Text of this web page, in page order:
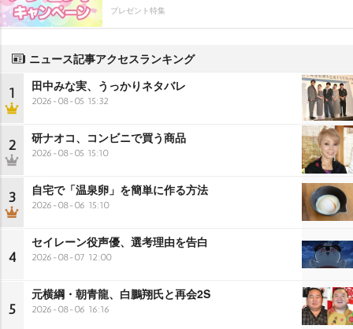
プレゼント特集
ニュース記事アクセスランキング
1 田中みな実、うっかりネタバレ
2026-08-05 15:32
2 研ナオコ、コンビニで買う商品
2026-08-05 15:10
3 自宅で「温泉卵」を簡単に作る方法
2026-08-06 15:10
4
セイレーン役声優、選考理由を告白
2026-08-07 12:00
5
元横綱・朝青龍、白鵬翔氏と再会2S
2026-08-06 16:16